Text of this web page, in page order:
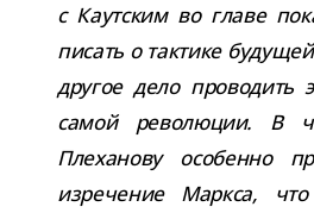
с Каутским во главе
писать о так­тике
дру­гое дело про­во­дить
самой рево­лю­ции. В
Плеханову осо­бенно
изре­че­ние Маркса,